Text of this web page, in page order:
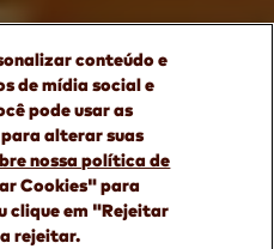
conteúdo e
de mídia social e
pode usar as
alterar suas
nossa política de
Cookies" para
clique em "Rejeitar
rejeitar.